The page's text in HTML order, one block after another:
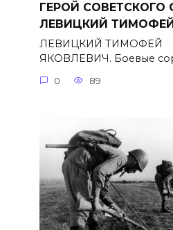
ГЕРОЙ СОВЕТСКОГО
ЛЕВИЦКИЙ
ЛЕВИЦКИЙ ТИМОФЕЙ
ЯКОВЛЕВИЧ. Боевые
0 89